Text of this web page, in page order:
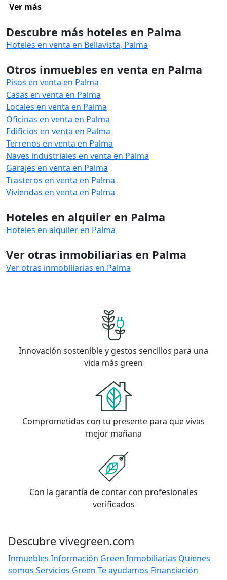
Ver más
Descubre más hoteles en Palma
Hoteles en venta en Bellavista, Palma
Otros inmuebles en venta en Palma
Pisos en venta en Palma
Casas en venta en Palma
Locales en venta en Palma
Oficinas en venta en Palma
Edificios en venta en Palma
Terrenos en venta en Palma
Naves industriales en venta en Palma
Garajes en venta en Palma
Trasteros en venta en Palma
Viviendas en venta en Palma
Hoteles en alquiler en Palma
Hoteles en alquiler en Palma
Ver otras inmobiliarias en Palma
Ver otras inmobiliarias en Palma
Innovación sostenible y gestos sencillos para una
vida más green
Comprometidas con tu presente para que vivas
mejor mañana
Con la garantía de contar con profesionales
verificados
Descubre vivegreen.com
Inmuebles Información Green Inmobiliarias Quienes
somos Servicios Green Te ayudamos Financiación